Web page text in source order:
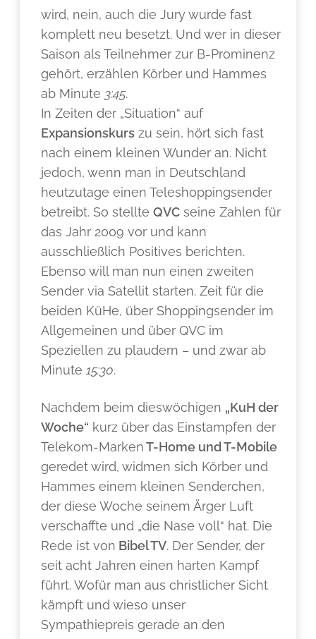
wird, nein, auch die Jury wurde fast
komplett neu besetzt. Und wer in dieser
Saison als Teilnehmer zur B-Prominenz
gehört, erzählen Körber und Hammes
ab Minute 3:45.
In Zeiten der „Situation“ auf
Expansionskurs zu sein, hört sich fast
nach einem kleinen Wunder an. Nicht
jedoch, wenn man in Deutschland
heutzutage einen Teleshoppingsender
betreibt. So stellteQVC seine Zahlen für
das Jahr 2009 vor und kann
ausschließlich Positives berichten.
Ebenso will man nun einen zweiten
Sender via Satellit starten. Zeit für die
beiden KüHe, über Shoppingsender im
Allgemeinen und über QVC im
Speziellen zu plaudern – und zwar ab
Minute 15:30.
Nachdem beim dieswöchigen „KuH der
Woche“ kurz über das Einstampfen der
Telekom-MarkenT-Home und T-Mobile
geredet wird, widmen sich Körber und
Hammes einem kleinen Senderchen,
der diese Woche seinem Ärger Luft
verschaffte und „die Nase voll“ hat. Die
Rede ist von Bibel TV. Der Sender, der
seit acht Jahren einen harten Kampf
führt. Wofür man aus christlicher Sicht
kämpft und wieso unser
Sympathiepreis gerade an den